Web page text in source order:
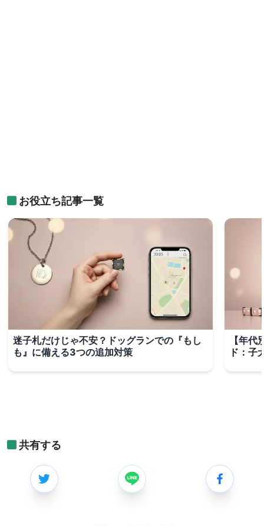
お役立ち記事一覧
迷子札だけじゃ不安？ドッグランでの『もし
も』に備える3つの追加対策
【年
ド：子
共有する